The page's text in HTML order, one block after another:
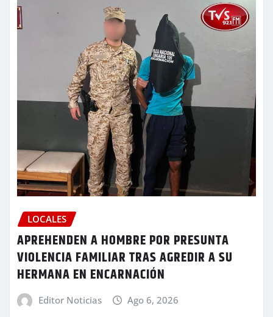
LOCALES
APREHENDEN A HOMBRE POR PRESUNTA
VIOLENCIA FAMILIAR TRAS AGREDIR A SU
HERMANA EN ENCARNACIÓN
Editor Noticias Ago 6, 2026